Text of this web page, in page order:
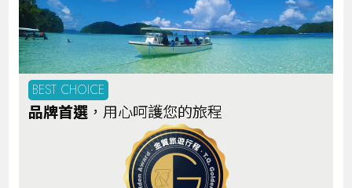
BEST CHOICE
品牌首選 ，用心呵護您的旅程